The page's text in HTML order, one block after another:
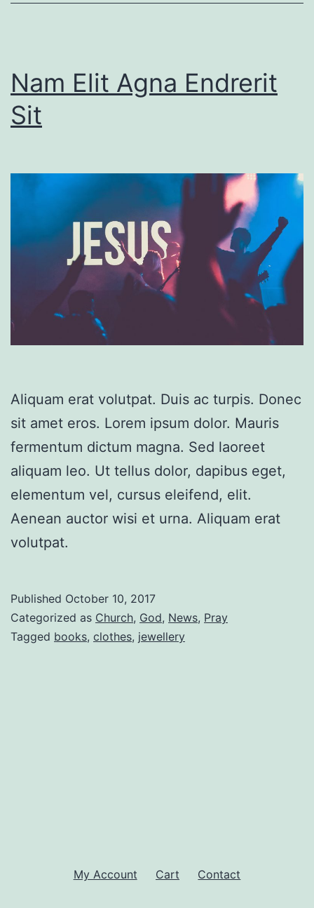
Nam Elit Agna Endrerit
Sit
Aliquam erat volutpat. Duis ac turpis. Donec
sit amet eros. Lorem ipsum dolor. Mauris
fermentum dictum magna. Sed laoreet
aliquam leo. Ut tellus dolor, dapibus eget,
elementum vel, cursus eleifend, elit.
Aenean auctor wisi et urna. Aliquam erat
volutpat.
Published October 10, 2017
Categorized as Church, God, News, Pray
Tagged books, clothes, jewellery
My Account Cart Contact